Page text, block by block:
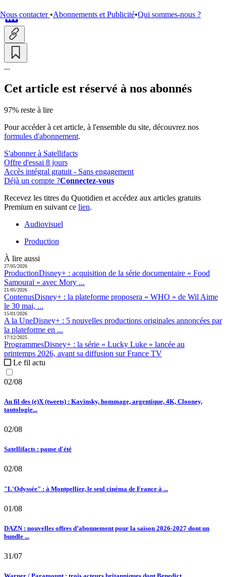
Nous contacter •Abonnements et Publicité•Qui sommes-nous ?
...
Cet article est réservé à nos abonnés
97% reste à lire
Pour accéder à cet article, à l'ensemble du site, découvrez nos
formules d'abonnement.
S'abonner à Satellifacts
Offre d'essai 8 jours
Accès intégral gratuit - Sans engagement
Déjà un compte ?Connectez-vous
Recevez les titres du Quotidien et accédez aux articles gratuits
Premium en suivant ce lien.
Audiovisuel
Production
À lire aussi
27/05/2026
ProductionDisney+ : acquisition de la série documentaire « Food
Samouraï » avec Mory ...
21/05/2026
ContenusDisney+ : la plateforme proposera « WHO » de Wil Aime
le 30 mai, ...
15/01/2026
A la UneDisney+ : 5 nouvelles productions originales annoncées par
la plateforme en ...
17/12/2025
ProgrammesDisney+ : la série « Lucky Luke » lancée au
printemps 2026, avant sa diffusion sur France TV
Le fil actu
02/08
Au fil des (e)X (tweets) : Kavinsky, hommage, argentique, 4K, Clooney,
tautologie...
02/08
Satellifacts : pause d'été
02/08
"L'Odyssée" : à Montpellier, le seul cinéma de France à ...
01/08
DAZN : nouvelles offres d’abonnement pour la saison 2026-2027 dont un
bundle ...
31/07